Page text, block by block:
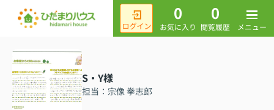
0
お気に入り
0
閲覧履歴 メニュー
S・Y様
担当：宗像 拳志郎